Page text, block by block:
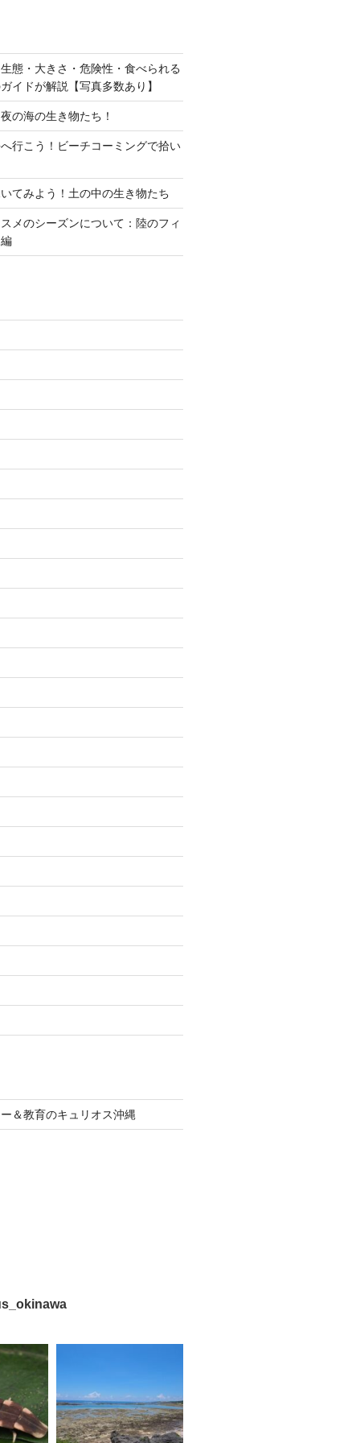
態・大きさ・危険性・食べられる
イドが解説【写真多数あり】
の海の生き物たち！
行こう！ビーチコーミングで拾い
てみよう！土の中の生き物たち
メのシーズンについて：陸のフィ
＆教育のキュリオス沖縄